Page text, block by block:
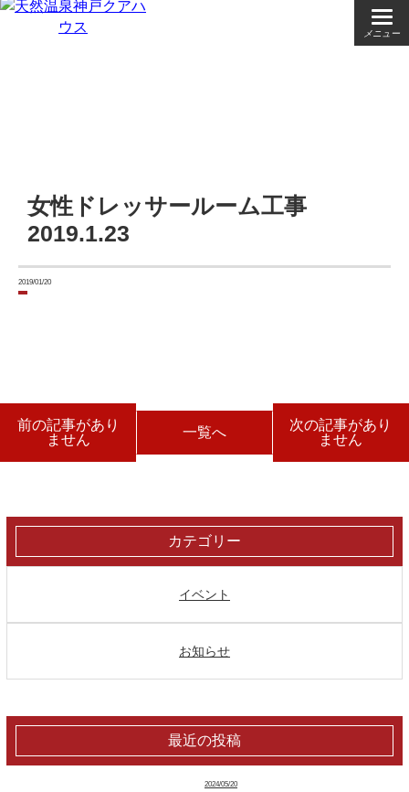
メニュー
女性ドレッサールーム工事
2019.1.23
2019/01/20
前の記事があり
ません
一覧へ
次の記事があり
ません
カテゴリー
イベント
お知らせ
最近の投稿
2024/05/20